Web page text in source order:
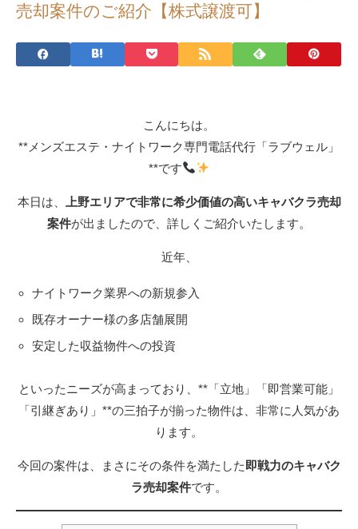
売却案件のご紹介【株式譲渡可】
こんにちは。
**メンズエステ・ナイトワーク専門電話代行「ラブウェル」
**です
本日は、
上野エリアで非常に希少価値の高いキャバクラ売却
案件が出ましたので、詳しくご紹介いたします。
近年、
ナイトワーク業界への新規参入
既存オーナー様の多店舗展開
安定した収益物件への投資
といったニーズが高まっており、**「立地」「即営業可能」
「引継ぎあり」**の三拍子が揃った物件は、非常に人気があ
ります。
今回の案件は、まさにその条件を満たした 即戦力のキャバク
ラ売却案件です。